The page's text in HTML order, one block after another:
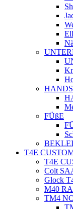
FÜßE
T4E
T4E
Colt
Glock
M40
TM4